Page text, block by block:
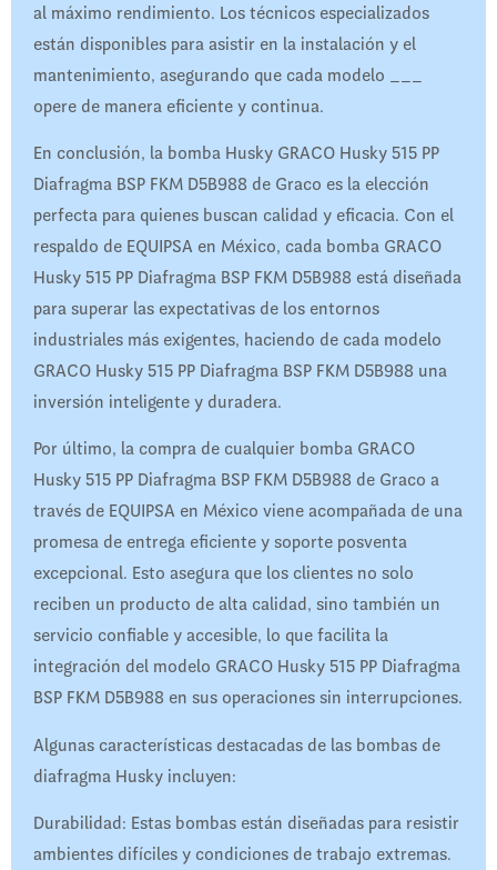
al máximo rendimiento. Los técnicos especializados
están disponibles para asistir en la instalación y el
mantenimiento, asegurando que cada modelo ___
opere de manera eficiente y continua.
En conclusión, la bomba Husky GRACO Husky 515 PP
Diafragma BSP FKM D5B988 de Graco es la elección
perfecta para quienes buscan calidad y eficacia. Con el
respaldo de EQUIPSA en México, cada bomba GRACO
Husky 515 PP Diafragma BSP FKM D5B988 está diseñada
para superar las expectativas de los entornos
industriales más exigentes, haciendo de cada modelo
GRACO Husky 515 PP Diafragma BSP FKM D5B988 una
inversión inteligente y duradera.
Por último, la compra de cualquier bomba GRACO
Husky 515 PP Diafragma BSP FKM D5B988 de Graco a
través de EQUIPSA en México viene acompañada de una
promesa de entrega eficiente y soporte posventa
excepcional. Esto asegura que los clientes no solo
reciben un producto de alta calidad, sino también un
servicio confiable y accesible, lo que facilita la
integración del modelo GRACO Husky 515 PP Diafragma
BSP FKM D5B988 en sus operaciones sin interrupciones.
Algunas características destacadas de las bombas de
diafragma Husky incluyen:
Durabilidad: Estas bombas están diseñadas para resistir
ambientes difíciles y condiciones de trabajo extremas.